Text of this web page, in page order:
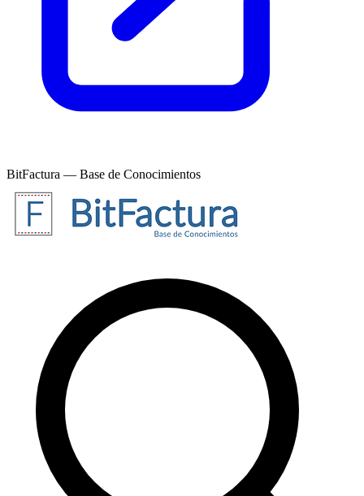
BitFactura — Base de Conocimientos